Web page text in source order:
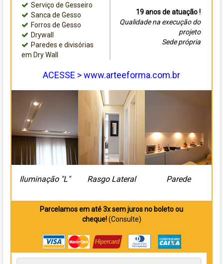
Serviço de Gesseiro
Sanca de Gesso
Forros de Gesso
Drywall
Paredes e divisórias
em Dry Wall
19 anos de atuação !
Qualidade na execução do
projeto
Sede própria
ACESSE > www.arteeforma.com.br
Iluminação "L" Rasgo Lateral Parede
Parcelamos em até 3x sem juros no boleto ou
cheque!(Consulte)